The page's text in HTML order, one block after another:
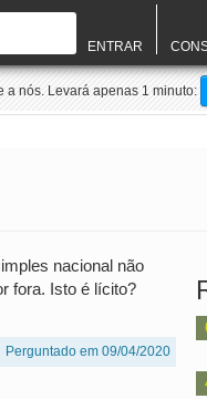
ENTRAR
a nós. Levará apenas 1 minuto:
nacional não
fora. Isto é lícito?
Perguntado em 09/04/2020